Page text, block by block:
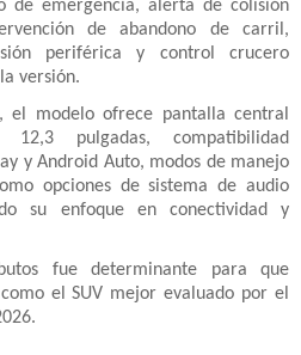
de emergencia, alerta de colisión
de abandono de carril,
periférica y control crucero
versión.
el modelo ofrece pantalla central
pulgadas, compatibilidad
y Android Auto, modos de manejo
opciones de sistema de audio
su enfoque en conectividad y
fue determinante para que
el SUV mejor evaluado por el